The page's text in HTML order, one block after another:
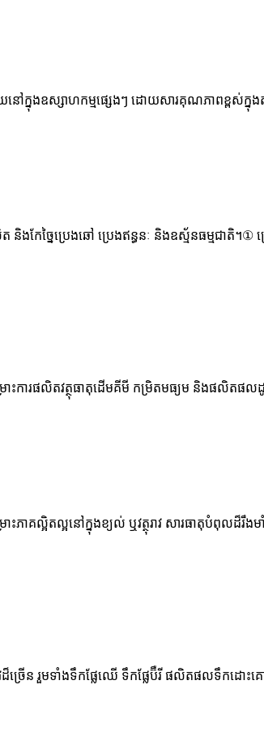
ឧស្សាហកម្មផ្សេងៗ ដោយសារគុណភាពខ្ពស់ក្នុងតម្ល
ត និងកែច្នៃប្រេងឆៅ ប្រេងឥន្ធនៈ និងឧស្ម័នធម្មជា
ះការផលិតវត្ថុធាតុដើមគីមី កម្រិតមធ្យម និងផលិតផលដូ
ភាគល្អិតល្អនៅក្នុងខ្យល់ ឬវត្ថុរាវ សារធាតុបំពុលដ៏
ច្រើន រួមទាំងទឹកផ្លែឈើ ទឹកផ្លែប៊ឺរី ផលិតផលទឹកដោះ